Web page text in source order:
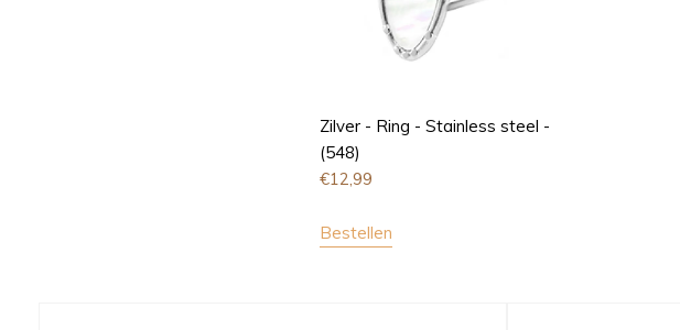
Zilver - Ring - Stainless steel -
(548)
€12,99
Bestellen